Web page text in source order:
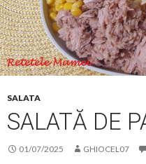
SALATA
SALATĂ DE
01/07/2025 GHIOCEL07